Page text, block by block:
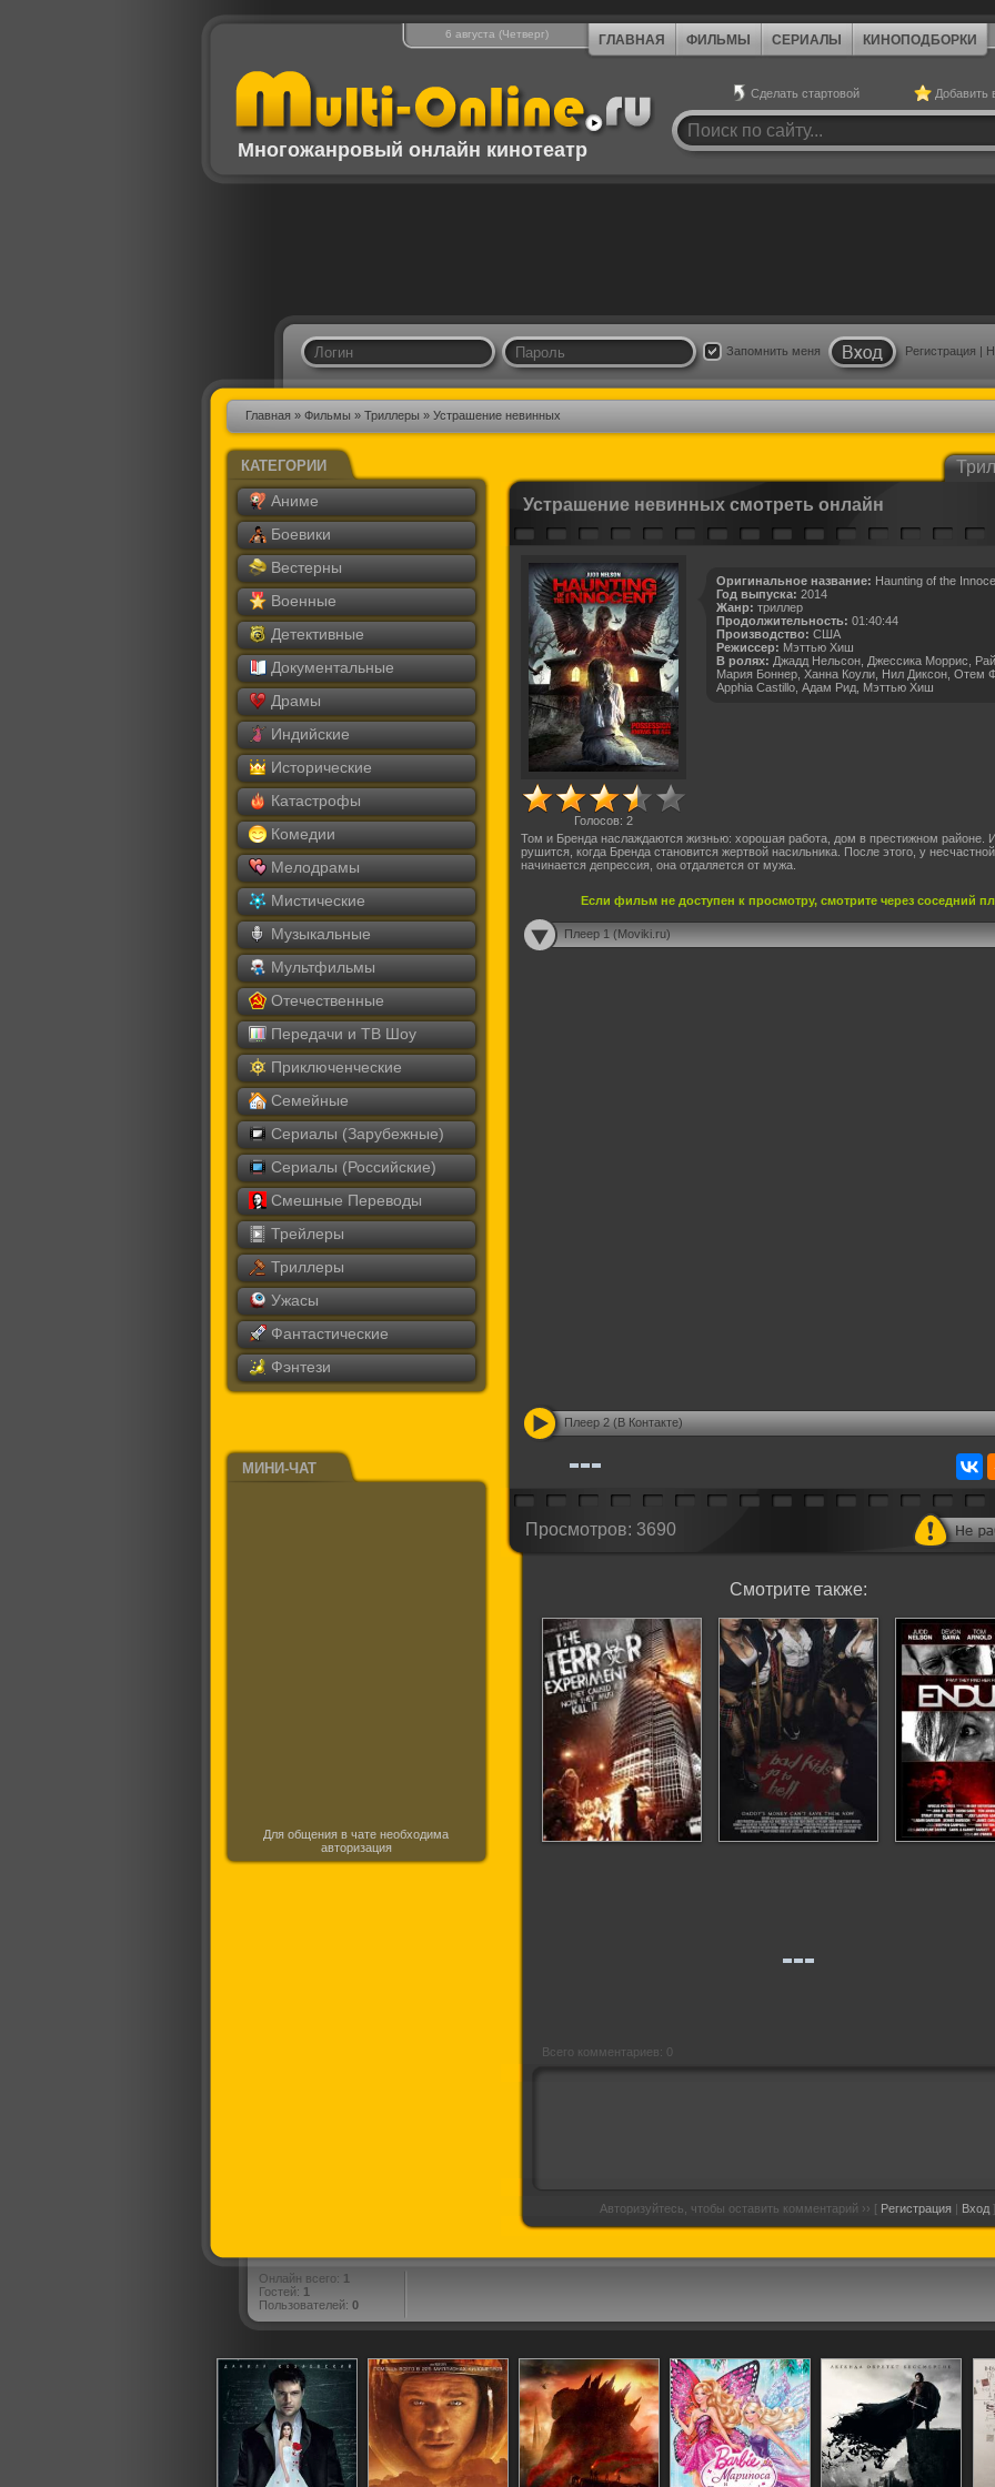
6 августа (Четверг) ГЛАВНАЯ ФИЛЬМЫ СЕРИАЛЫ КИНОПОДБОРКИ
Многожанровый онлайн кинотеатр
Сделать стартовой Добавить
Запомнить меня Регистрация |
Главная» Фильмы» Триллеры» Устрашение невинных
КАТЕГОРИИ
Аниме
Боевики
Вестерны
Военные
Детективные
Документальные
Драмы
Индийские
Исторические
Катастрофы
Комедии
Мелодрамы
Мистические
Музыкальные
Мультфильмы
Отечественные
Передачи и ТВ Шоу
Приключенческие
Семейные
Сериалы (Зарубежные)
Сериалы (Российские)
Смешные Переводы
Трейлеры
Триллеры
Ужасы
Фантастические
Фэнтези
МИНИ-ЧАТ
Для общения в чате необходима
авторизация
Устрашение невинных смотреть онлайн
Голосов: 2
Оригинальное название: Haunting of the
Год выпуска: 2014
Жанр: триллер
Продолжительность: 01:40:44
Производство: США
Режиссер: Мэттью Хиш
В ролях: Джадд Нельсон, Джессика Моррис,
Мария Боннер, Ханна Коули, Нил Диксон, Отем
Apphia Castillo, Адам Рид, Мэттью Хиш
Том и Бренда наслаждаются жизнью: хорошая работа, дом в престижном районе.
рушится, когда Бренда становится жертвой насильника. После этого, у
начинается депрессия, она отдаляется от мужа.
Если фильм не доступен к просмотру, смотрите через соседний
Плеер 1 (Moviki.ru)
Плеер 2 (В Контакте)
Просмотров: 3690
Смотрите также:
Всего комментариев: 0
Авторизуйтесь, чтобы оставить комментарий ›› [ Регистрация | Вход ]
Онлайн всего: 1
Гостей: 1
Пользователей: 0